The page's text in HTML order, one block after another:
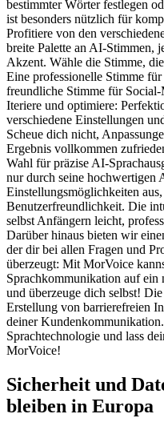
bestimmter Wörter festlegen
ist besonders nützlich für
Profitiere von den
breite Palette an AI-Stimmen,
Akzent. Wähle die Stimme,
Eine professionelle Stimme
freundliche Stimme für
Iteriere und optimiere:
verschiedene Einstellungen
Scheue dich nicht,
Ergebnis vollkommen
Wahl für präzise AI-
nur durch seine hochwertigen
Einstellungsmöglichkeiten
Benutzerfreundlichkeit. Die
selbst Anfängern leicht,
Darüber hinaus bieten wir
der dir bei allen Fragen und
überzeugt: Mit MorVoice
Sprachkommunikation auf ein
und überzeuge dich selbst!
Erstellung von barrierefreien
deiner
Sprachtechnologie und lass
MorVoice!
Sicherheit und
bleiben in Europa